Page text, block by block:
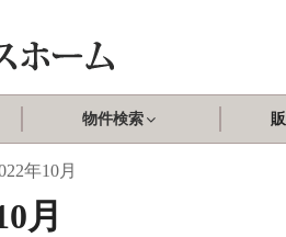
ホーム
物件検索
年10月
月